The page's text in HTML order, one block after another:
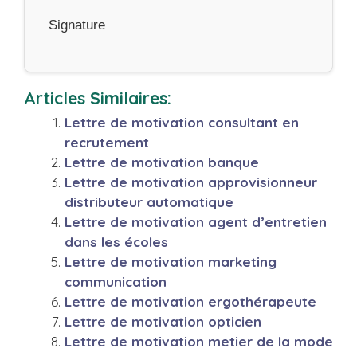
Signature
Articles Similaires:
Lettre de motivation consultant en
recrutement
Lettre de motivation banque
Lettre de motivation approvisionneur
distributeur automatique
Lettre de motivation agent d’entretien
dans les écoles
Lettre de motivation marketing
communication
Lettre de motivation ergothérapeute
Lettre de motivation opticien
Lettre de motivation metier de la mode